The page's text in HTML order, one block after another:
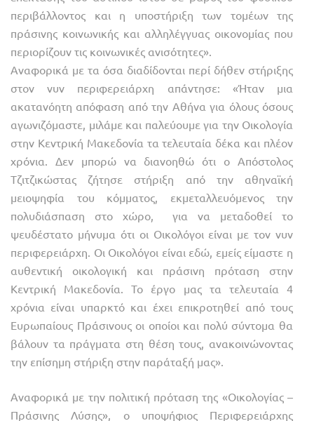
περιβάλλοντος και η υποστήριξη των τομέων της
πράσινης κοινωνικής και αλληλέγγυας οικονομίας που
περιορίζουν τις κοινωνικές ανισότητες».
Αναφορικά με τα όσα διαδίδονται περί δήθεν στήριξης
στον νυν περιφερειάρχη απάντησε: «Ήταν μια
ακατανόητη απόφαση από την Αθήνα για όλους όσους
αγωνιζόμαστε, μιλάμε και παλεύουμε για την Οικολογία
στην Κεντρική Μακεδονία τα τελευταία δέκα και πλέον
χρόνια. Δεν μπορώ να διανοηθώ ότι ο Απόστολος
Τζιτζικώστας ζήτησε στήριξη από την αθηναϊκή
μειοψηφία του κόμματος, εκμεταλλευόμενος την
πολυδιάσπαση στο χώρο, για να μεταδοθεί το
ψευδέστατο μήνυμα ότι οι Οικολόγοι είναι με τον νυν
περιφερειάρχη. Οι Οικολόγοι είναι εδώ, εμείς είμαστε η
αυθεντική οικολογική και πράσινη πρόταση στην
Κεντρική Μακεδονία. Το έργο μας τα τελευταία 4
χρόνια είναι υπαρκτό και έχει επικροτηθεί από τους
Ευρωπαίους Πράσινους οι οποίοι και πολύ σύντομα θα
βάλουν τα πράγματα στη θέση τους, ανακοινώνοντας
την επίσημη στήριξη στην παράταξή μας».
Αναφορικά με την πολιτική πρόταση της «Οικολογίας –
Πράσινης Λύσης», ο υποψήφιος Περιφερειάρχης